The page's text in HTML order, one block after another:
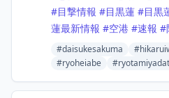
#目撃情報 #目黒蓮 #目黒
蓮最新情報 #空港 #速報 #
#daisukesakuma
#ryoheiabe